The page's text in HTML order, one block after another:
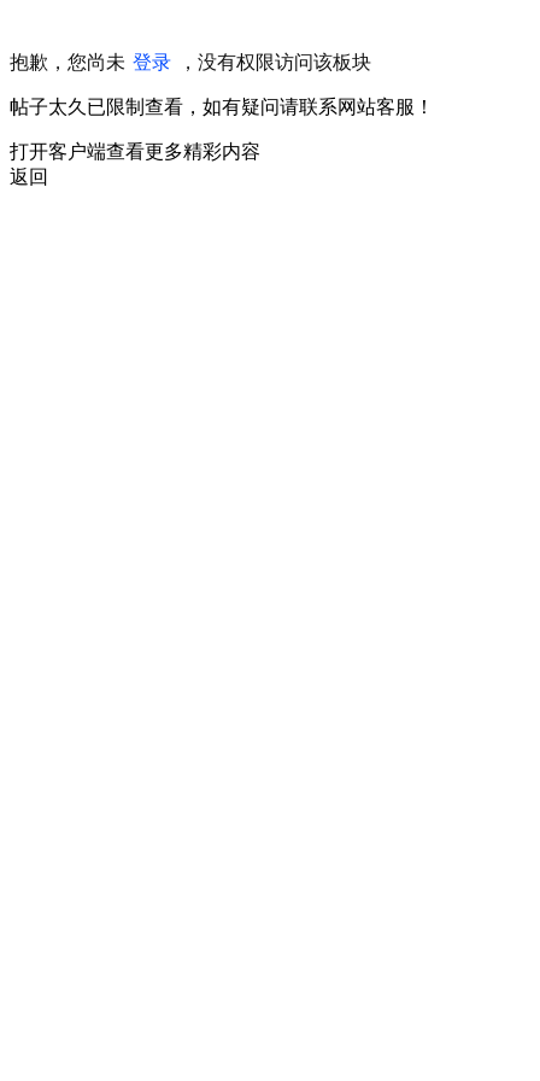
抱歉，您尚未 登录 ，没有权限访问该板块
帖子太久已限制查看，如有疑问请联系网站客服！
打开客户端查看更多精彩内容
返回